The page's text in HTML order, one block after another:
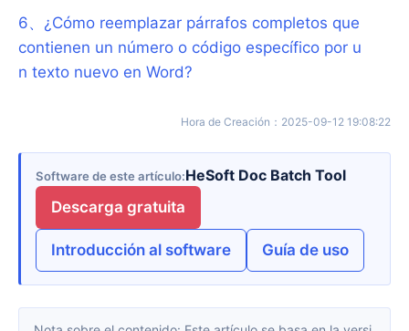
6、 ¿Cómo reemplazar párrafos completos que
contienen un número o código específico por u
n texto nuevo en Word?
Hora de Creación ： 2025-09-12 19:08:22
Software de este artículo HeSoft Doc Batch Tool
Descarga gratuita
Introducción al software Guía de uso